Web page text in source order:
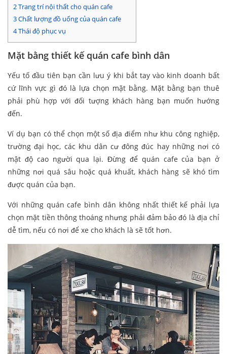
2Trang trí nội thất cho quán cafe
3Chất lượng đồ uống của quán cafe
4Thái độ phục vụ
Mặt bằng thiết kế quán cafe bình dân
Yếu tố đầu tiên bạn cần lưu ý khi bắt tay vào kinh doanh bất
cứ lĩnh vực gì đó là lựa chọn mặt bằng. Mặt bằng bạn thuê
phải phù hợp với đối tượng khách hàng bạn muốn hướng
đến.
Ví dụ bạn có thể chọn một số địa điểm như khu công nghiệp,
trường đại học, các khu dân cư đông đúc hay những nơi có
mật độ cao người qua lại. Đừng để quán cafe của bạn ở
những nơi quá sâu hoặc quá khuất, khách hàng sẽ khó tìm
được quán của bạn.
Với những quán cafe bình dân không nhất thiết kế phải lựa
chọn mặt tiền thông thoáng nhưng phải đảm bảo đó là địa chỉ
dễ tìm, nếu có nơi để xe cho khách là sẽ tốt hơn.